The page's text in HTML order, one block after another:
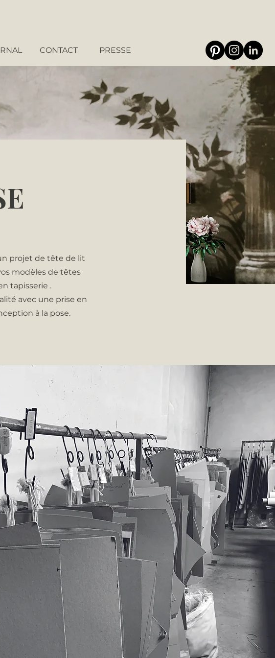
CONTACT PRESSE
projet de tête de lit
modèles de têtes
tapisserie .
avec une prise en
à la pose.